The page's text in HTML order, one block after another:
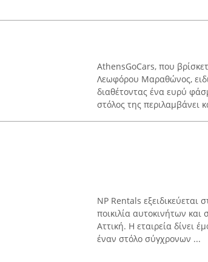
AthensGoCars, που
Λεωφόρου Μαραθώνος,
διαθέτοντας ένα ευρύ
στόλος της περιλαμβάνει
NP Rentals εξειδικεύεται
ποικιλία αυτοκινήτων
Αττική. Η εταιρεία δίνει
έναν στόλο σύγχρονων ...